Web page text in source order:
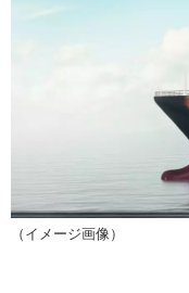
（イメージ画像）